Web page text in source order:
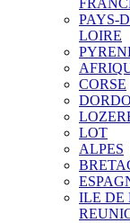
PAYS-
LOIRE
CORSE
LOT
ALPES
ILE DE